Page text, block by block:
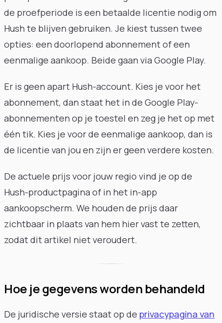
de proefperiode is een betaalde licentie nodig om
Hush te blijven gebruiken. Je kiest tussen twee
opties: een doorlopend abonnement of een
eenmalige aankoop. Beide gaan via Google Play.
Er is geen apart Hush-account. Kies je voor het
abonnement, dan staat het in de Google Play-
abonnementen op je toestel en zeg je het op met
één tik. Kies je voor de eenmalige aankoop, dan is
de licentie van jou en zijn er geen verdere kosten.
De actuele prijs voor jouw regio vind je op de
Hush-productpagina of in het in-app
aankoopscherm. We houden de prijs daar
zichtbaar in plaats van hem hier vast te zetten,
zodat dit artikel niet veroudert.
Hoe je gegevens worden behandeld
De juridische versie staat op de privacypagina van